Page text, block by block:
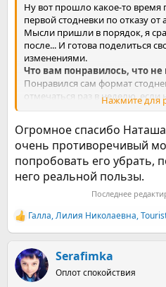
Ну вот прошло какое-то время
первой стодневки по отказу от
Мысли пришли в порядок, я
после... И готова поделиться
изменениями.
Что вам понравилось, что не
Понравился сам формат
отмечаться раз в неделю,
поддержка всегда кто-то есть в
команды. Все настроены
возникает недопонимание все
решить ситуацию. Готовность
случаях и отвлечь очень ценна
знает, что делать с
Сначала мне не понравилось
типа привет-пока-чмоки... Я
взрослому, дабы вместе
степень пития и зависимости у
надо быть готовым. Для кого-
является проблемой, с которой
тему. Для меня такая
Нажмите для
Огромное спасибо
очень противоречивый
попробовать его убрать,
него реальной пользы.
Последнее
Р
е
к
ц
и
Галла,Лилия Николаевна,
Serafimka
Оплот спокойствия